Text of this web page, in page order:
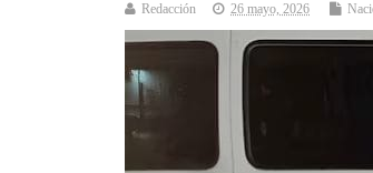
Redacción 26 mayo, 2026